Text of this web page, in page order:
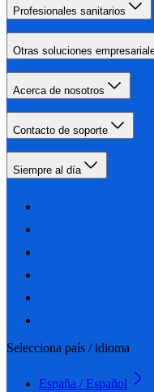
Profesionales sanitarios
Otras soluciones
Acerca de nosotros
Contacto de soporte
Siempre al día
Selecciona país / idioma
España / Español